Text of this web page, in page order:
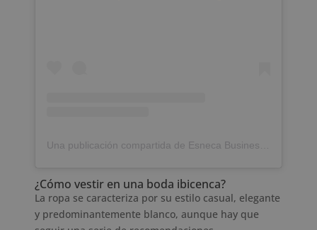
¿Cómo vestir en una boda ibicenca?
La ropa se caracteriza por su estilo casual, elegante
y predominantemente blanco, aunque hay que